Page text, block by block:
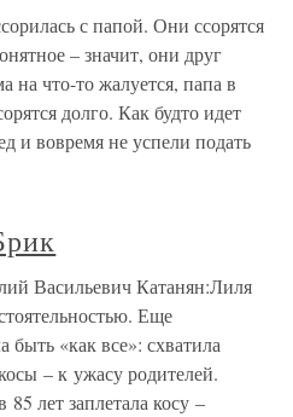
с папой. Они ссорятся
– значит, они друг
на что-то жалуется, папа в
долго. Как будто идет
и вовремя не успели подать
Васильевич Катанян:Лиля
Еще
быть «как все»: схватила
– к ужасу родителей.
лет заплетала косу –